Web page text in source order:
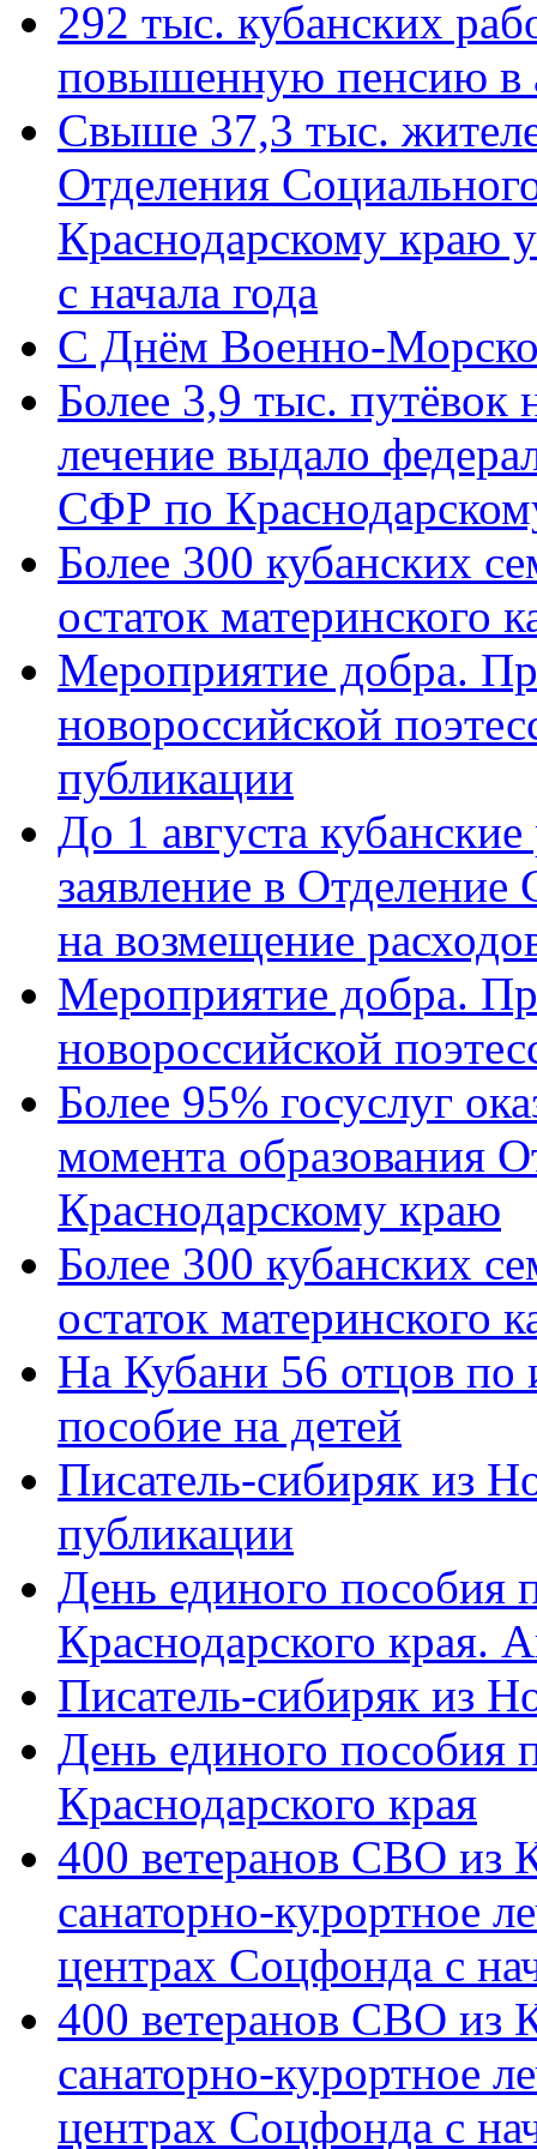
292 тыс. кубанских
повышенную пенсию в
Свыше 37,3 тыс.
Отделения
Краснодарскому краю
с начала года
C Днём Военно-
Более 3,9 тыс. путёвок
лечение выдало
СФР по
Более 300 кубанских
остаток материнского
Мероприятие добра.
новороссийской
публикации
До 1 августа
заявление в
на возмещение
Мероприятие добра.
новороссийской
Более 95% госуслуг
момента образования
Краснодарскому краю
Более 300 кубанских
остаток материнского
На Кубани 56 отцов по
пособие на детей
Писатель-сибиряк из
публикации
День единого пособия
Краснодарского края.
Писатель-сибиряк из
День единого пособия
Краснодарского края
400 ветеранов СВО из
санаторно-курортное
центрах Соцфонда с
400 ветеранов СВО из
санаторно-курортное
центрах Соцфонда с